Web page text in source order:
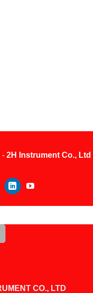
- 2H Instrument Co., Ltd
CO., LTD